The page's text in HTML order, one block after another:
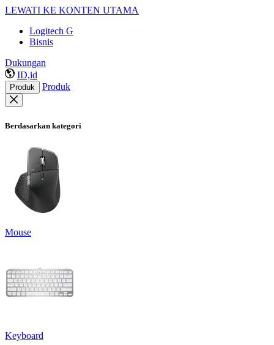
LEWATI KE KONTEN UTAMA
Logitech G
Bisnis
Dukungan
ID,id
Produk Produk
Berdasarkan kategori
Mouse
Keyboard